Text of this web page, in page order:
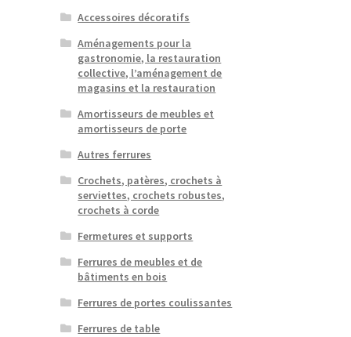
Accessoires décoratifs
Aménagements pour la
gastronomie, la restauration
collective, l’aménagement de
magasins et la restauration
Amortisseurs de meubles et
amortisseurs de porte
Autres ferrures
Crochets, patères, crochets à
serviettes, crochets robustes,
crochets à corde
Fermetures et supports
Ferrures de meubles et de
bâtiments en bois
Ferrures de portes coulissantes
Ferrures de table